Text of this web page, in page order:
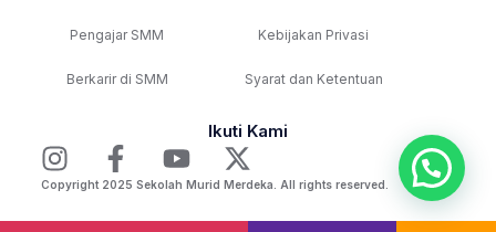
Pengajar SMM
Berkarir di SMM
Kebijakan Privasi
Syarat dan Ketentuan
Ikuti Kami
Copyright 2025 Sekolah Murid Merdeka. All rights reserved.